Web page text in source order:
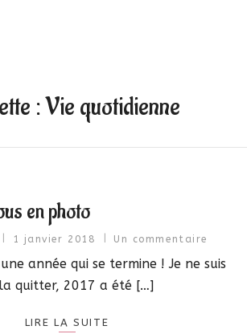
:Vie quotidienne
en photo
1 janvier 2018 Un commentaire
année qui se termine ! Je ne suis
quitter, 2017 a été […]
LIRE LA SUITE